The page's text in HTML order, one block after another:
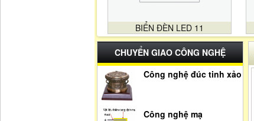
BIỂN ĐÈN LED 11
CHUYỂN GIAO CÔNG NGHỆ
Công nghệ đúc tinh xảo
Công nghệ mạ